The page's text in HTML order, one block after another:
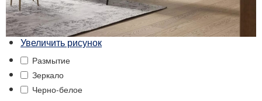
Увеличить рисунок
Размытие
Зеркало
Черно-белое